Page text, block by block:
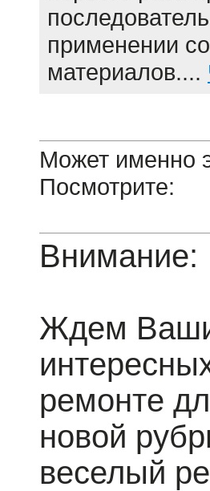
применении
материалов....
Может именно
Посмотрите:
Внимание:
Ждем
ремонте
новой
веселый